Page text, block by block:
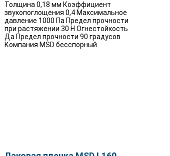
Толщина 0,18 мм Коэффициент
звукопоглощения 0,4 Максимальное
давление 1000 Па Предел прочности
при растяжении 30 Н Огнестойкость
Да Предел прочности 90 градусов
Компания MSD бесспорный